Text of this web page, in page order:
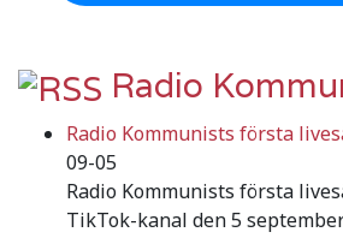
Radio
Radio Kommunists första
09-05
Radio Kommunists första
TikTok-kanal den 5